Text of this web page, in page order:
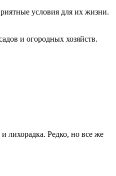
условия для их жизни.
и огородных хозяйств.
лихорадка. Редко, но все же